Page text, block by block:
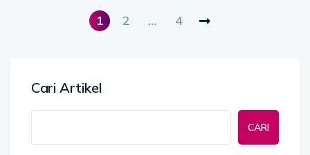
1 2 … 4
Cari Artikel
CARI